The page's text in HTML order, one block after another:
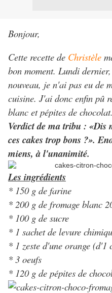
Bonjour,
Cette recette de Christèle
bon moment. Lundi
nouveau, je n'ai pas eu de
cuisine. J'ai donc enfin pû
blanc et pépites de chocolat.
Verdict de ma tribu : «Dis
ces cakes trop bons ?».
miens, à l'unanimité.
Les ingrédients
* 150 g de farine
* 200 g de fromage blanc
* 100 g de sucre
* 1 sachet de levure
* 1 zeste d'une orange
* 3 oeufs
* 120 g de pépites de